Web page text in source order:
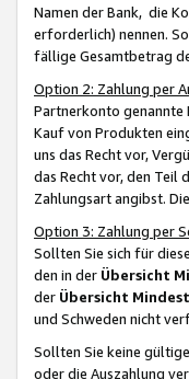
Namen der Bank, die
erforderlich) nennen.
fällige Gesamtbetrag
Option 2: Zahlung per
Partnerkonto genannte
Kauf von Produkten
uns das Recht vor,
das Recht vor, den Teil
Zahlungsart angibst.
Option 3: Zahlung per
Sollten Sie sich für
den in der Übersicht
der Übersicht
und Schweden nicht
Sollten Sie keine
oder die Auszahlung